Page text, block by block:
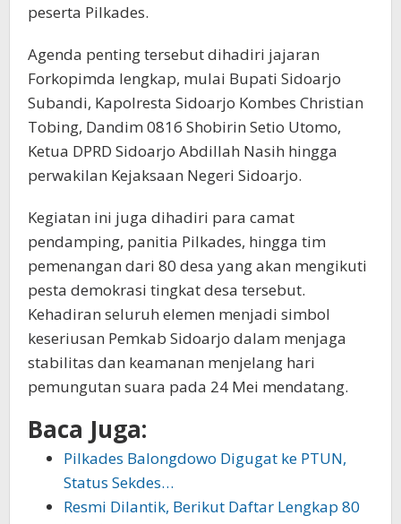
peserta Pilkades.
Agenda penting tersebut dihadiri jajaran
Forkopimda lengkap, mulai Bupati Sidoarjo
Subandi, Kapolresta Sidoarjo Kombes Christian
Tobing, Dandim 0816 Shobirin Setio Utomo,
Ketua DPRD Sidoarjo Abdillah Nasih hingga
perwakilan Kejaksaan Negeri Sidoarjo.
Kegiatan ini juga dihadiri para camat
pendamping, panitia Pilkades, hingga tim
pemenangan dari 80 desa yang akan mengikuti
pesta demokrasi tingkat desa tersebut.
Kehadiran seluruh elemen menjadi simbol
keseriusan Pemkab Sidoarjo dalam menjaga
stabilitas dan keamanan menjelang hari
pemungutan suara pada 24 Mei mendatang.
Baca Juga:
Pilkades Balongdowo Digugat ke PTUN,
Status Sekdes…
Resmi Dilantik, Berikut Daftar Lengkap 80